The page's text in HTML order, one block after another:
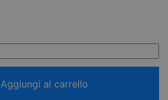
Aggiungi al carrello